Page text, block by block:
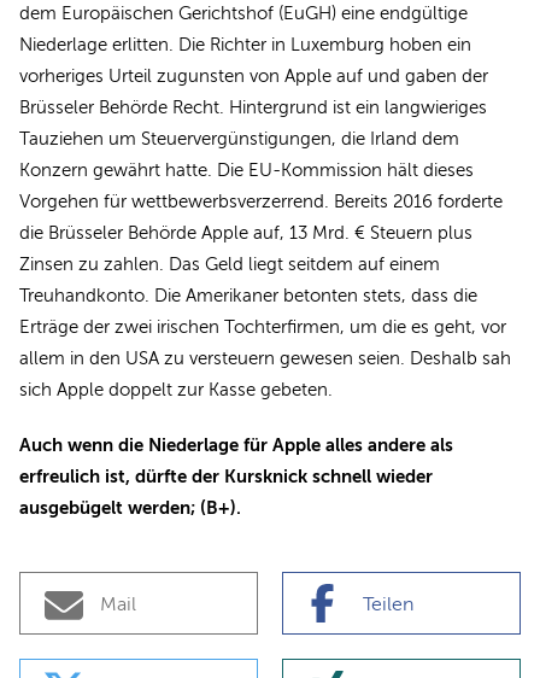
dem Europäischen Gerichtshof (EuGH) eine endgültige
Niederlage erlitten. Die Richter in Luxemburg hoben ein
vorheriges Urteil zugunsten von Apple auf und gaben der
Brüsseler Behörde Recht. Hintergrund ist ein langwieriges
Tauziehen um Steuervergünstigungen, die Irland dem
Konzern gewährt hatte. Die EU-Kommission hält dieses
Vorgehen für wettbewerbsverzerrend. Bereits 2016 forderte
die Brüsseler Behörde Apple auf, 13 Mrd. € Steuern plus
Zinsen zu zahlen. Das Geld liegt seitdem auf einem
Treuhandkonto. Die Amerikaner betonten stets, dass die
Erträge der zwei irischen Tochterfirmen, um die es geht, vor
allem in den USA zu versteuern gewesen seien. Deshalb sah
sich Apple doppelt zur Kasse gebeten.
Auch wenn die Niederlage für Apple alles andere als
erfreulich ist, dürfte der Kursknick schnell wieder
ausgebügelt werden; (B+).
Mail Teilen